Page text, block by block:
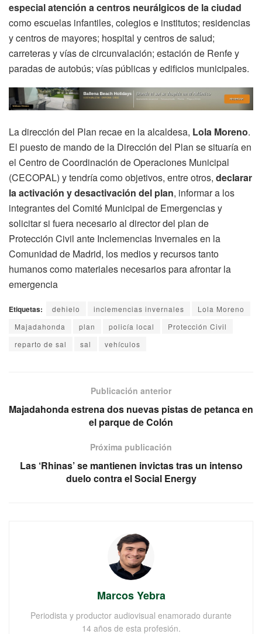
especial atención a centros neurálgicos de la ciudad
como escuelas infantiles, colegios e institutos; residencias
y centros de mayores; hospital y centros de salud;
carreteras y vías de circunvalación; estación de Renfe y
paradas de autobús; vías públicas y edificios municipales.
La dirección del Plan recae en la alcaldesa, Lola Moreno.
El puesto de mando de la Dirección del Plan se situaría en
el Centro de Coordinación de Operaciones Municipal
(CECOPAL) y tendría como objetivos, entre otros, declarar
la activación y desactivación del plan, informar a los
integrantes del Comité Municipal de Emergencias y
solicitar si fuera necesario al director del plan de
Protección Civil ante Inclemencias Invernales en la
Comunidad de Madrid, los medios y recursos tanto
humanos como materiales necesarios para afrontar la
emergencia
Etiquetas: dehielo inclemencias invernales
Lola Moreno
Majadahonda
plan policía local
Protección Civil
reparto de sal
sal vehículos
Publicación anterior
Majadahonda estrena dos nuevas pistas de petanca en
el parque de Colón
Próxima publicación
Las ‘Rhinas’ se mantienen invictas tras un intenso
duelo contra el Social Energy
Marcos Yebra
Periodista y productor audiovisual enamorado durante
14 años de esta profesión.